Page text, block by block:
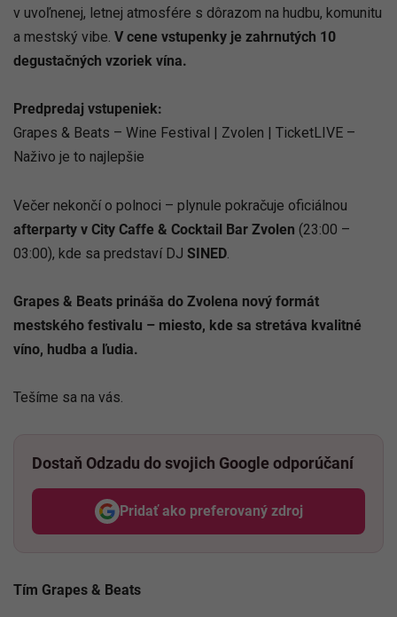
v uvoľnenej, letnej atmosfére s dôrazom na hudbu, komunitu
a mestský vibe. V cene vstupenky je zahrnutých 10
degustačných vzoriek vína.
Predpredaj vstupeniek:
Grapes & Beats – Wine Festival | Zvolen | TicketLIVE –
Naživo je to najlepšie
Večer nekončí o polnoci – plynule pokračuje oficiálnou
afterparty v City Caffe & Cocktail Bar Zvolen (23:00 –
03:00), kde sa predstaví DJ SINED
Grapes & Beats prináša do Zvolena nový formát
mestského festivalu – miesto, kde sa stretáva kvalitné
víno, hudba a ľudia.
Tešíme sa na vás.
Dostaň Odzadu do svojich Google odporúčaní
Pridať ako preferovaný zdroj
Odzadu, odkaz sa otvorí v
Tím Grapes & Beats